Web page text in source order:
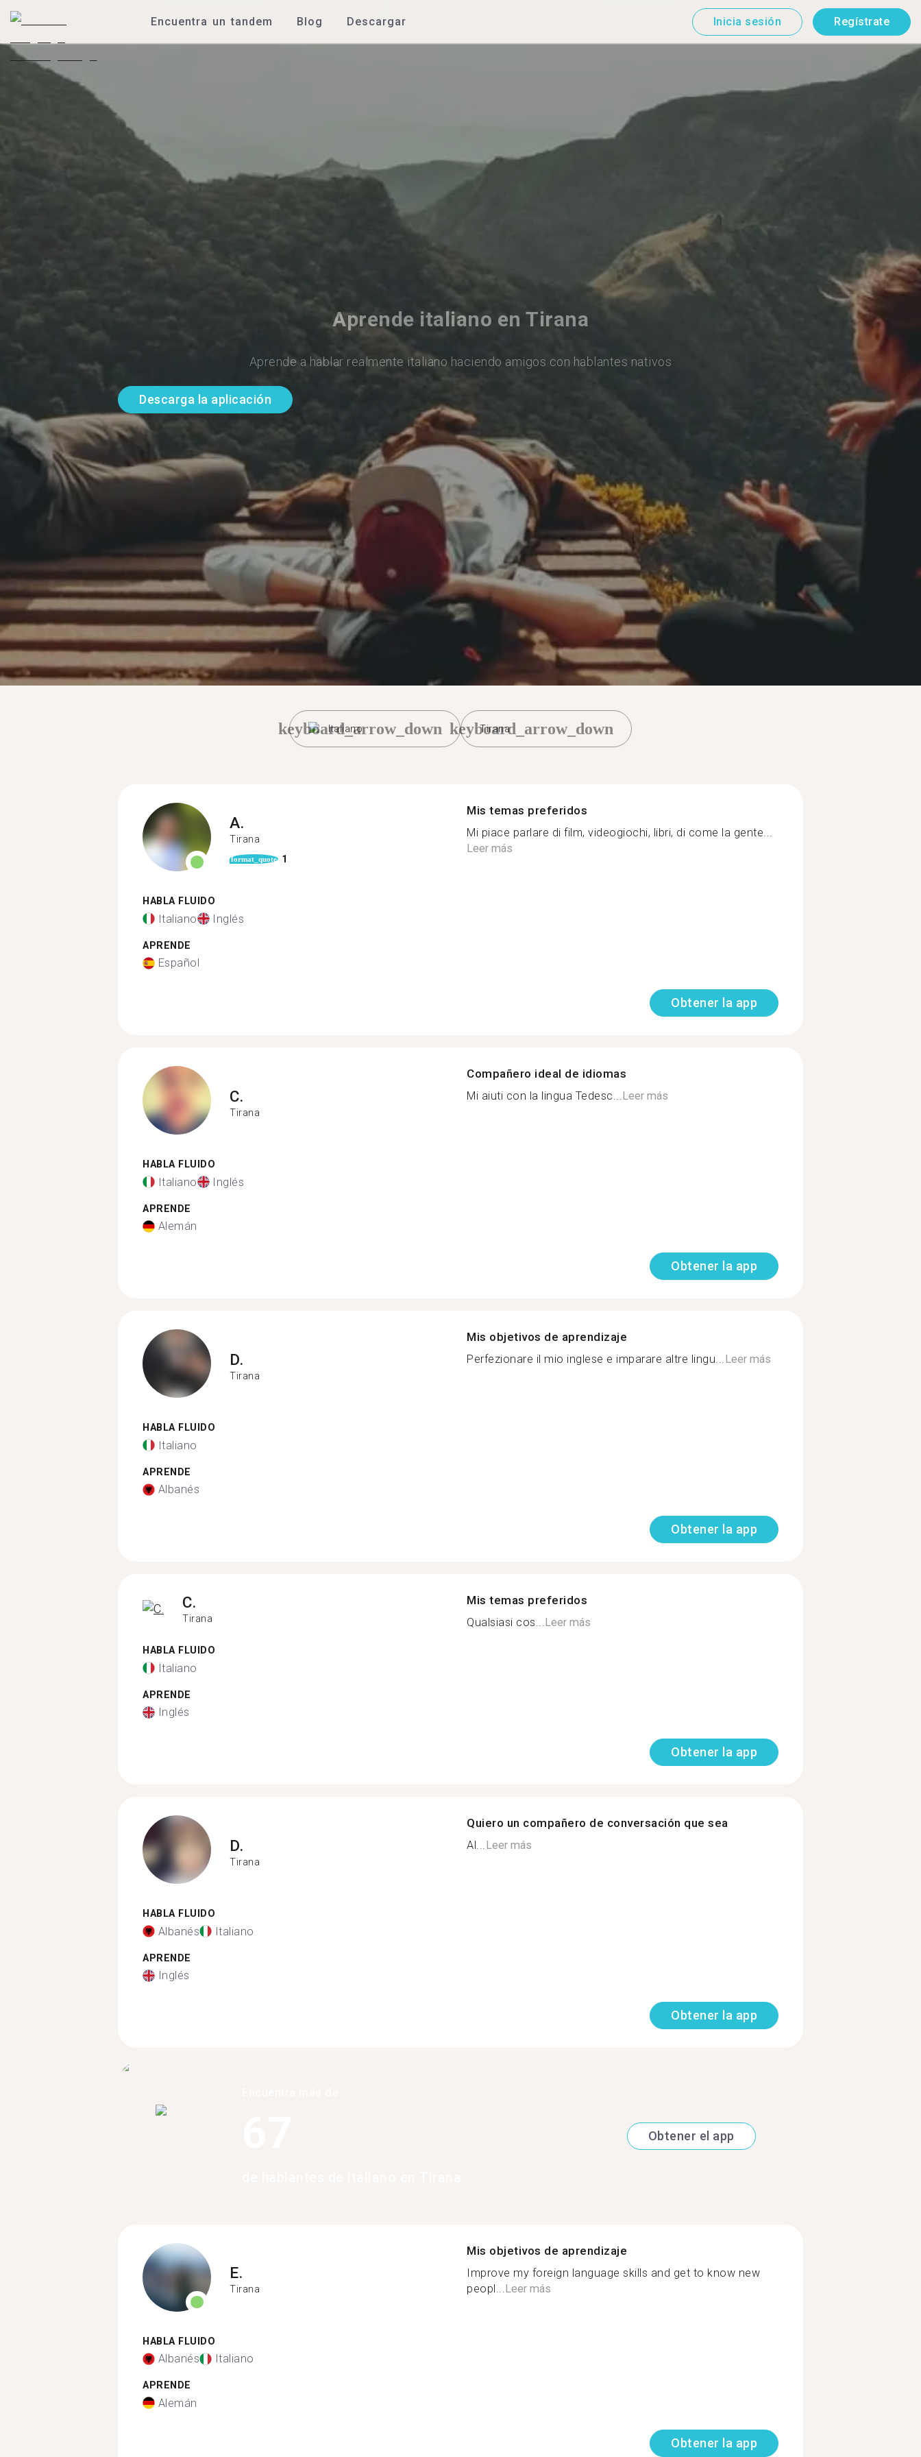
Encuentra un tandem Blog Descargar Inicia sesión Regístrate
Aprende italiano en Tirana
Aprende a hablar realmente italiano haciendo amigos con hablantes nativos
Descarga la aplicación
Italiano
keyboard_arrow_down Tirana
keyboard_arrow_down
A.
Tirana
format_quote 1
HABLA FLUIDO
Italiano Inglés
APRENDE
Español
Mis temas preferidos
Mi piace parlare di film, videogiochi, libri, di come la gente...
Leer más
Obtener la app
C.
Tirana
HABLA FLUIDO
Italiano Inglés
APRENDE
Alemán
Compañero ideal de idiomas
Mi aiuti con la lingua Tedesc...Leer más
Obtener la app
D.
Tirana
HABLA FLUIDO
Italiano
APRENDE
Albanés
Mis objetivos de aprendizaje
Perfezionare il mio inglese e imparare altre lingu...Leer más
Obtener la app
C.
Tirana
HABLA FLUIDO
Italiano
APRENDE
Inglés
Mis temas preferidos
Qualsiasi cos...Leer más
Obtener la app
D.
Tirana
HABLA FLUIDO
Albanés Italiano
APRENDE
Inglés
Quiero un compañero de conversación que sea
Al...Leer más
Obtener la app
Obtener el app
E.
Tirana
HABLA FLUIDO
Albanés Italiano
APRENDE
Alemán
Mis objetivos de aprendizaje
Improve my foreign language skills and get to know new
peopl... Leer más
Obtener la app